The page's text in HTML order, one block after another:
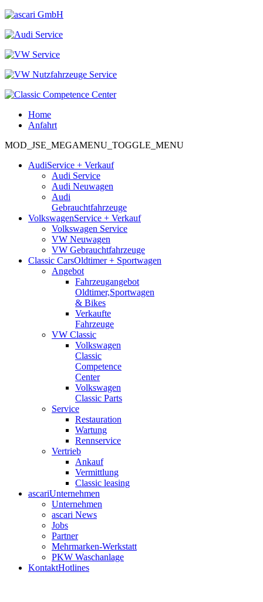
Home
Anfahrt
MOD_JSE_MEGAMENU_TOGGLE_MENU
AudiService + Verkauf
Audi Service
Audi Neuwagen
Audi
Gebrauchtfahrzeuge
VolkswagenService + Verkauf
Volkswagen Service
VW Neuwagen
VW Gebrauchtfahrzeuge
Classic CarsOldtimer + Sportwagen
Angebot
Fahrzeugangebot
Oldtimer,Sportwagen
& Bikes
Verkaufte
Fahrzeuge
VW Classic
Volkswagen
Classic
Competence
Center
Volkswagen
Classic Parts
Service
Restauration
Wartung
Rennservice
Vertrieb
Ankauf
Vermittlung
Classic leasing
ascariUnternehmen
Unternehmen
ascari News
Jobs
Partner
Mehrmarken-Werkstatt
PKW Waschanlage
KontaktHotlines